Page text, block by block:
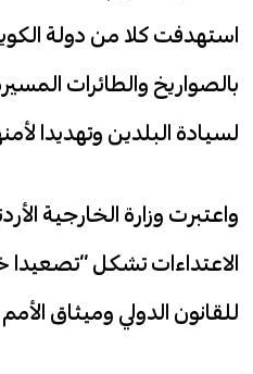
استهدفت كلا من دولة
بالصواريخ والطائرات
لسيادة البلدين وتهديدا
واعتبرت وزارة الخارجية
الاعتداءات تشكل “تصعيدا
للقانون الدولي وميثاق